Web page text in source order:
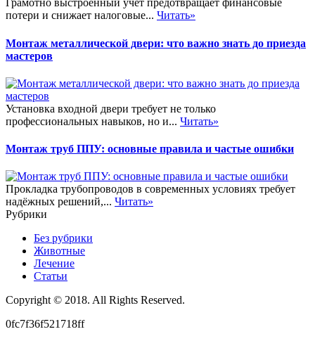
Грамотно выстроенный учёт предотвращает финансовые
потери и снижает налоговые... Читать»
Монтаж металлической двери: что важно знать до приезда
мастеров
Установка входной двери требует не только
профессиональных навыков, но и... Читать»
Монтаж труб ППУ: основные правила и частые ошибки
Прокладка трубопроводов в современных условиях требует
надёжных решений,... Читать»
Рубрики
Без рубрики
Животные
Лечение
Статьи
Copyright © 2018. All Rights Reserved.
0fc7f36f521718ff